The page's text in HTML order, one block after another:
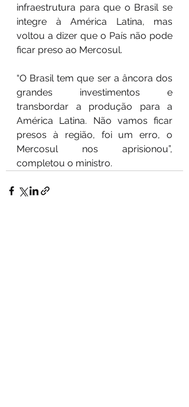
infraestrutura para que o Brasil se
integre à América Latina, mas
voltou a dizer que o País não pode
ficar preso ao Mercosul.
“O Brasil tem que ser a âncora dos
grandes investimentos e
transbordar a produção para a
América Latina. Não vamos ficar
presos à região, foi um erro, o
Mercosul nos aprisionou”,
completou o ministro.